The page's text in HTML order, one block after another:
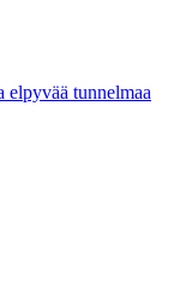
tunnelmaa